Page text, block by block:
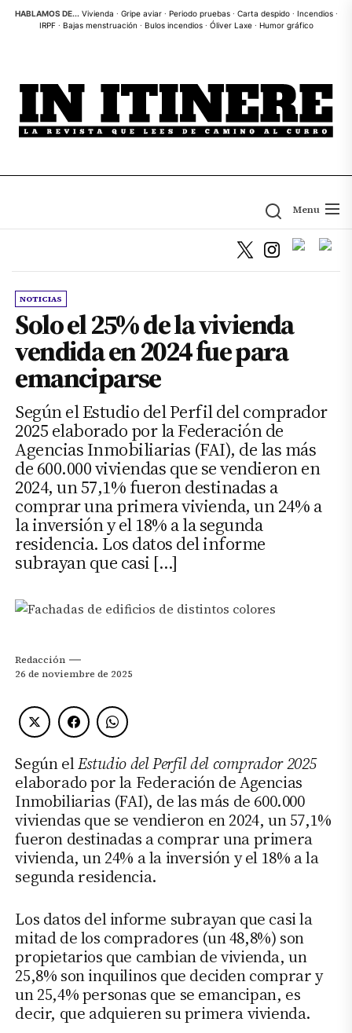
SkipHABLAMOS DE... Vivienda · Gripe aviar· Periodo pruebas· Carta despido· Incendios·
IRPF· Bajas menstruación · Bulos incendios· Óliver Laxe· Humor gráfico
Menu
NOTICIAS
Solo el 25% de la vivienda
vendida en 2024 fue para
emanciparse
Según el Estudio del Perfil del comprador
2025 elaborado por la Federación de
Agencias Inmobiliarias (FAI), de las más
de 600.000 viviendas que se vendieron en
2024, un 57,1% fueron destinadas a
comprar una primera vivienda, un 24% a
la inversión y el 18% a la segunda
residencia. Los datos del informe
subrayan que casi […]
Redacción
26 de noviembre de 2025
Según elEstudio del Perfil del comprador 2025
elaborado por la Federación de Agencias
Inmobiliarias (FAI), de las más de 600.000
viviendas que se vendieron en 2024, un 57,1%
fueron destinadas a comprar una primera
vivienda, un 24% a la inversión y el 18% a la
segunda residencia.
Los datos del informe subrayan que casi la
mitad de los compradores (un 48,8%) son
propietarios que cambian de vivienda, un
25,8% son inquilinos que deciden comprar y
un 25,4% personas que se emancipan, es
decir, que adquieren su primera vivienda.